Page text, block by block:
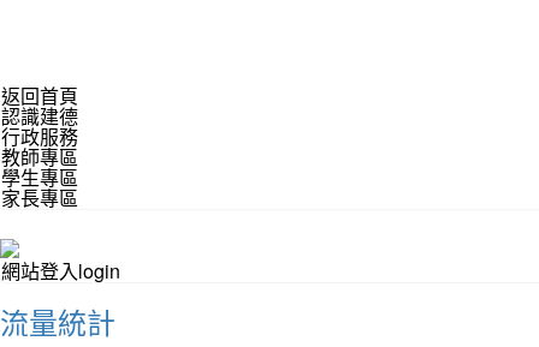
返回首頁
認識建德
行政服務
教師專區
學生專區
家長專區
網站登入login
流量統計